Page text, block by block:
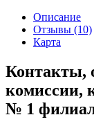
Описание
Отзывы (10)
Карта
Контакты,
комиссии,
№ 1